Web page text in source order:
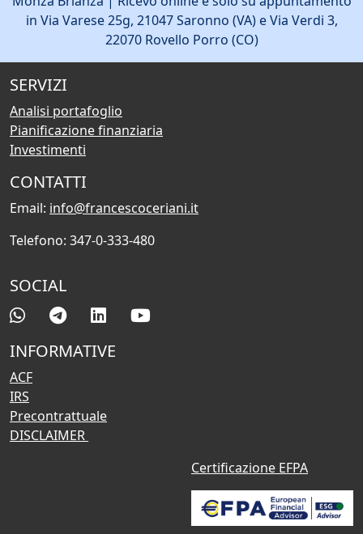
in Via Varese 25g, 21047 Saronno (VA) e Via Verdi 3,
22070 Rovello Porro (CO)
SERVIZI
Analisi portafoglio
Pianificazione finanziaria
Investimenti
CONTATTI
Email: info@francescoceriani.it
Telefono: 347-0-333-480
SOCIAL
INFORMATIVE
ACF
IRS
Precontrattuale
DISCLAIMER
Certificazione EFPA